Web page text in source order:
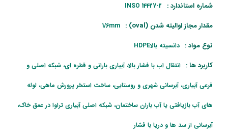
شماره استاندارد : INSO 14427-2
مقدار مجاز اوالیته شدن (oval) : 1/6mm
نوع مواد : دانسیته بالاHDPE
کاربرد ها : انتقال اب با فشار بالا، آبیاری بارانی و قطره ای، شبکه اصلی و
فرعی آبیاری، آبرسانی شهری و روستایی، ساخت استخر پرورش ماهی، لوله
های آب بازیافتی یا آب باران ساختمان، شبکه اصلی آبیاری تراوا در عمق خاک،
آبرسانی از سد ها و دریا با فشار